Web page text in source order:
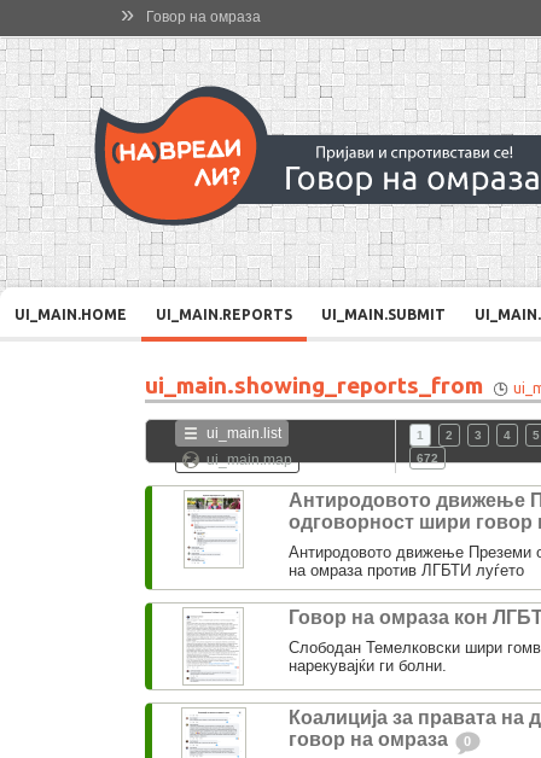
» Говор на омраза
UI_MAIN.HOME UI_MAIN.REPORTS UI_MAIN.SUBMIT
ui_main.showing_reports_from
ui_main.list
ui_main.map
1 2 3 4
5
672
Антиродовото движење
одговорност шири говор
Антиродовото движење Преземи
на омраза против ЛГБТИ луѓето
Говор на омраза кон
Слободан Темелковски шири
нарекувајќи ги болни.
Коалиција за правата на
говор на омраза
0